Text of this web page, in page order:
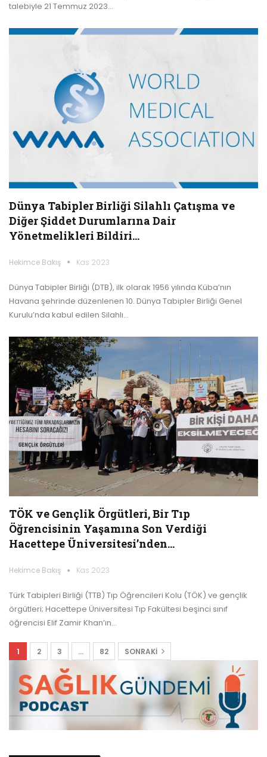
talebiyle 21 Temmuz 2023…
Dünya Tabipler Birliği Silahlı Çatışma ve
Diğer Şiddet Durumlarına Dair
Yönetmelikleri Bildiri…
Hekimce Bakış Kas 2023
Dünya Tabipler Birliği (DTB), ilk olarak 1956 yılında Küba’nın
Havana şehrinde düzenlenen 10. Dünya Tabipler Birliği Genel
Kurulu’nda kabul edilen Silahlı…
TÖK ve Gençlik Örgütleri, Bir Tıp
Öğrencisinin Yaşamına Son Verdiği
Hacettepe Üniversitesi’nden…
Hekimce Bakış Kas 2023
Türk Tabipleri Birliği (TTB) Tıp Öğrencileri Kolu (TÖK) ve gençlik
örgütleri; Hacettepe Üniversitesi Tıp Fakültesi beşinci sınıf
öğrencisi Elif Zamir Khan’ın…
1 2 3 … 82 SONRAKI